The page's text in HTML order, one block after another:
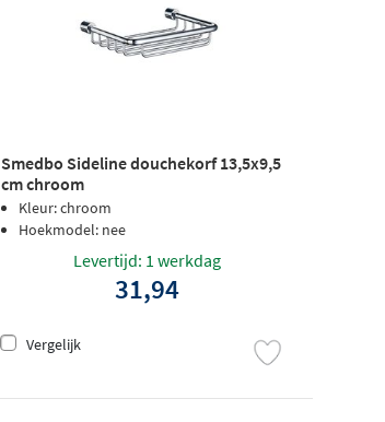
Smedbo Sideline douchekorf 13,5x9,5
cm chroom
Kleur: chroom
Hoekmodel: nee
Levertijd: 1 werkdag
31,94
Vergelijk